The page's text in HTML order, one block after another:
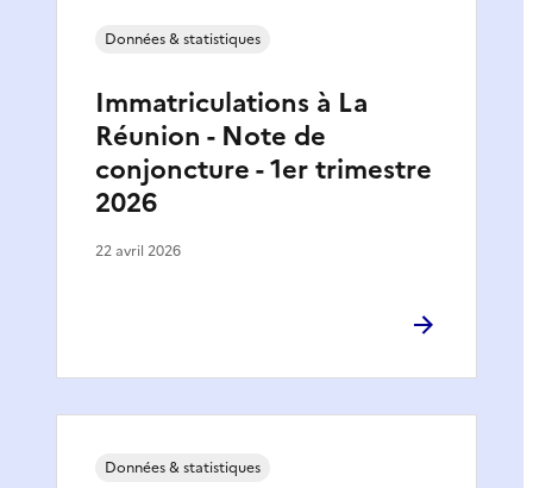
Immatriculations à La
Réunion - Note de
conjoncture - 1er trimestre
2026
Données & statistiques
22 avril 2026
Données & statistiques